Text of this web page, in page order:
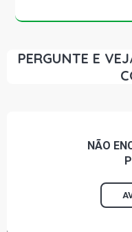
PERGUNTE E
NÃO